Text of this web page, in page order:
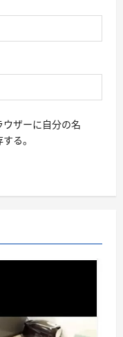
ザーに自分の名
る。